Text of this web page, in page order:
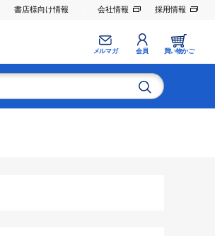
書店様向け情報 会社情報 採用情報
メルマガ 会員 買い物かご